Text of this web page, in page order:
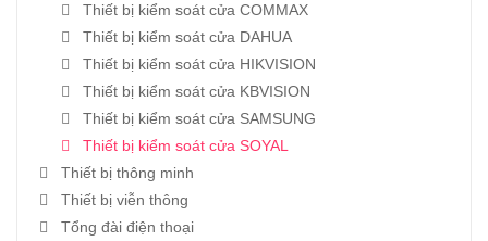
Thiết bị kiểm soát cửa COMMAX
Thiết bị kiểm soát cửa DAHUA
Thiết bị kiểm soát cửa HIKVISION
Thiết bị kiểm soát cửa KBVISION
Thiết bị kiểm soát cửa SAMSUNG
Thiết bị kiểm soát cửa SOYAL
Thiết bị thông minh
Thiết bị viễn thông
Tổng đài điện thoại